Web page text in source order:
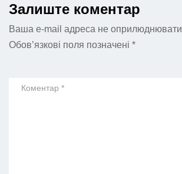
Залиште коментар
Ваша e-mail адреса не
Обов’язкові поля позначені *